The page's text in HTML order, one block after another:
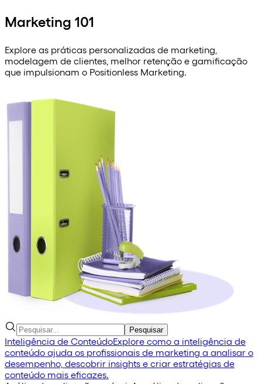
Marketing 101
Explore as práticas personalizadas de marketing,
modelagem de clientes, melhor retenção e gamificação
que impulsionam o Positionless Marketing.
Pesquisar
Inteligência de ConteúdoExplore como a inteligência de
conteúdo ajuda os profissionais de marketing a analisar o
desempenho, descobrir insights e criar estratégias de
conteúdo mais eficazes.